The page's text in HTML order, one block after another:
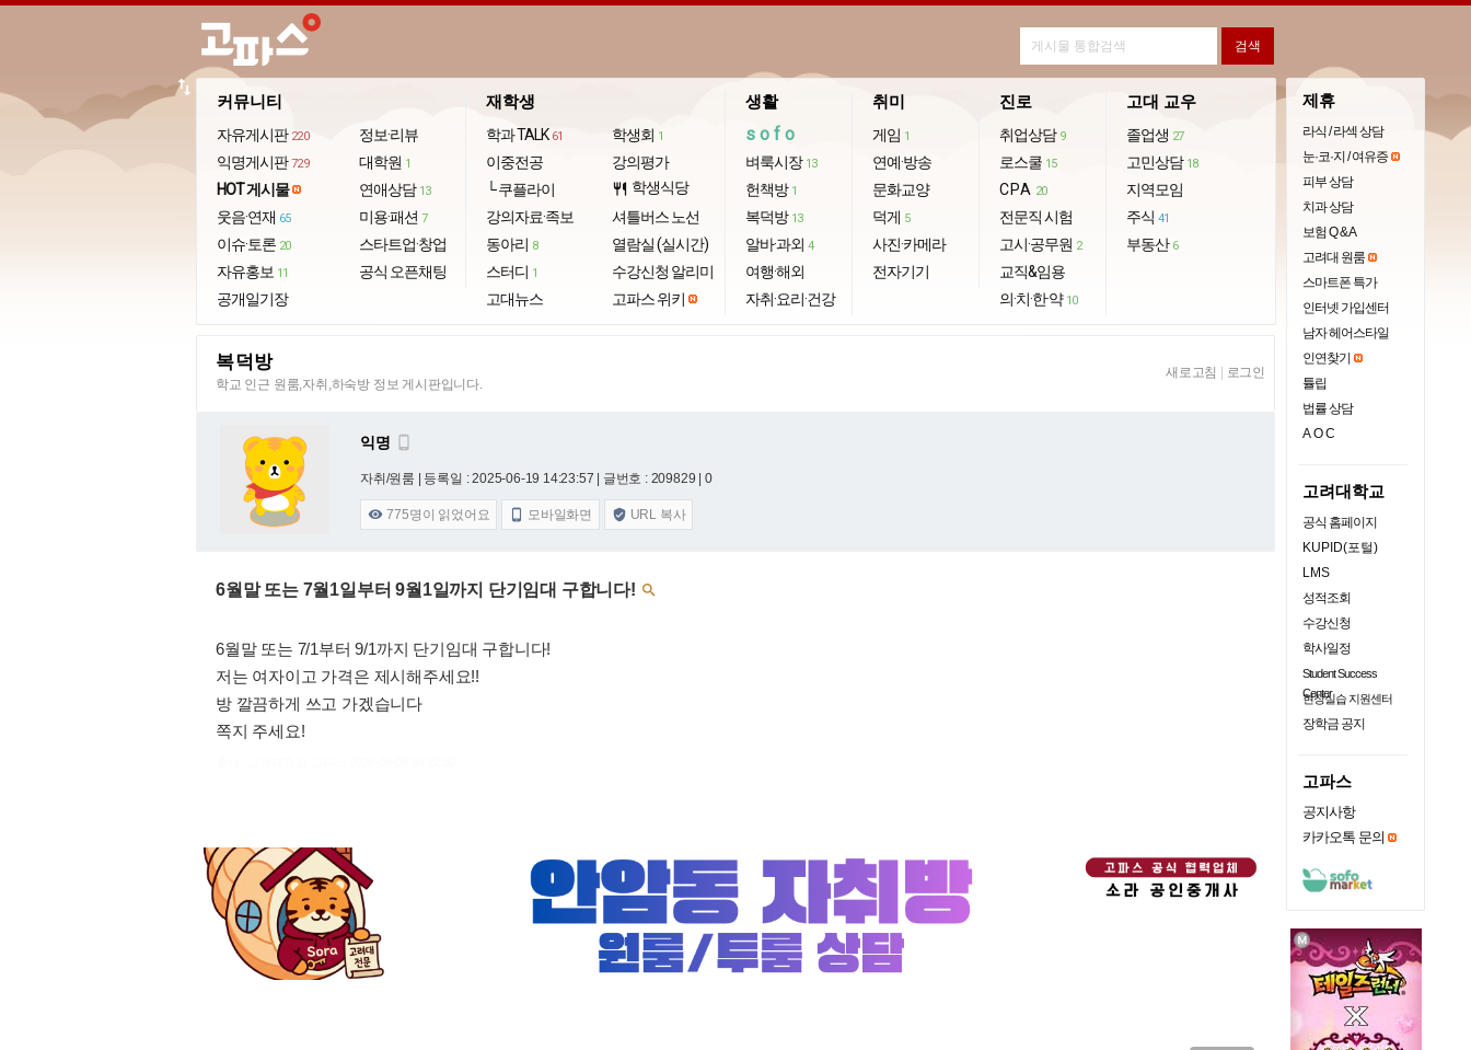
커뮤니티
자유게시판 220
익명게시판 729
HOT 게시물
웃음·연재 65
이슈·토론 20
자유홍보 11
공개일기장
정보·리뷰
대학원 1
연애상담 13
미용·패션 7
스타트업·창업
공식 오픈채팅
재학생
학과 TALK 61
이중전공
└ 쿠플라이
강의자료·족보
동아리 8
스터디 1
고대뉴스
학생회 1
강의평가
restaurant 학생식당
셔틀버스 노선
열람실 (실시간)
수강신청 알리미
고파스 위키
생활
sofo
벼룩시장 13
헌책방 1
복덕방 13
알바·과외 4
여행·해외
자취·요리·건강
취미
게임 1
연예·방송
문화교양
덕게 5
사진·카메라
전자기기
진로
취업상담 9
로스쿨 15
CPA 20
전문직 시험
고시·공무원 2
교직&임용
의·치·한·약 10
고대 교우
졸업생 27
고민상담 18
지역모임
주식 41
부동산 6
import_export
복덕방
학교 인근 원룸,자취,하숙방 정보 게시판입니다.
새로고침 로그인
익명 
자취/원룸 | 등록일 : 2025-06-19 14:23:57 | 글번호 : 209829 | 0
 775명이 읽었어요  모바일화면  URL 복사
6월말 또는 7월1일부터 9월1일까지 단기임대 구합니다! 
6월말 또는 7/1부터 9/1까지 단기임대 구합니다!
저는 여자이고 가격은 제시해주세요!!
방 깔끔하게 쓰고 가겠습니다
쪽지 주세요!
제휴
라식 / 라섹 상담
눈·코·지 / 여유증
피부 상담
치과 상담
보험 Q & A
고려대 원룸
스마트폰 특가
인터넷 가입센터
남자 헤어스타일
인연찾기
튤립
법률 상담
AOC
고려대학교
공식 홈페이지
KUPID(포털)
LMS
성적조회
수강신청
학사일정
Student Success
Center
현장실습 지원센터
장학금 공지
고파스
공지사항
카카오톡 문의